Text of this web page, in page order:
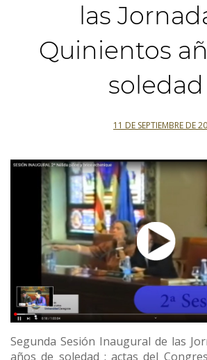
las
Quinientos
soledad
11 DE SEPTIEMBRE DE
Segunda Sesión Inaugural de las
años de soledad : actas del